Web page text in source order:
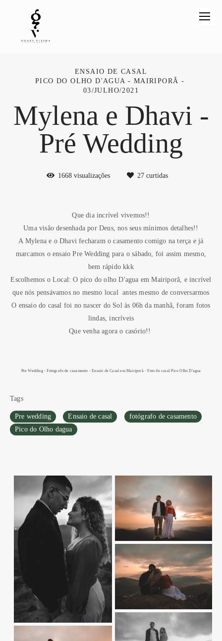
ENSAIO DE CASAL
PICO DO OLHO D'AGUA - MAIRIPORÃ
03/JULHO/2021
Mylena e Dhavi -
Pré Wedding
1668 visualizações 27 curtidas
Que dia incrível vivemos!!
Uma visão desenhada por Deus, nos seus mínimos detalhes!!
A Mylena e o Dhavi fecharam o casamento comigo na terça e já
marcamos o ensaio Pre Wedding para o sábado, foi assim mesmo,
bem rápido kkk
Escolhemos o Local: O pico do olho D'agua em Mairiporã, e incrível
que nós pensávamos no mesmo local antes mesmo de conversarmos
O ensaio do casal foi no nascer do Sol às 06h da manhã, foram fotos
lindas, incríveis
Que venha agora o casório!!
Pre Wedding - Fotografo de casamento - Ensaio de Casal em Mairiporã - Foto de casal Pico Olho D'agua
Tags
Pre wedding Ensaio de casal
fotógrafo de casamento
Pico do Olho dagua